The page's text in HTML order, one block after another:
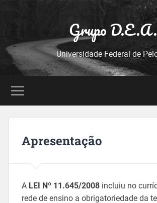
Grupo D.E.A.
Universidade Federal de
Apresentação
A LEI Nº 11.645/2008 incluiu no
rede de ensino a obrigatoriedade da